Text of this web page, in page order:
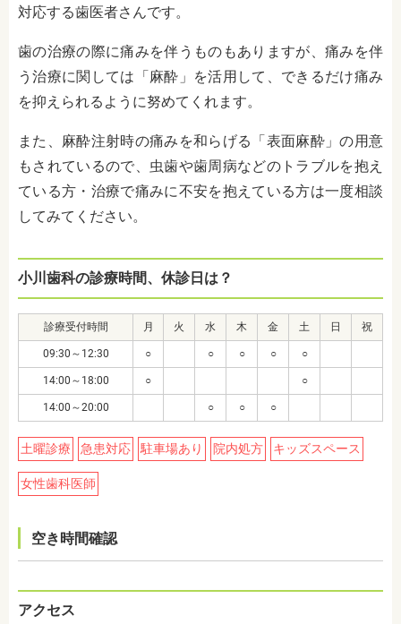
対応する歯医者さんです。
歯の治療の際に痛みを伴うものもありますが、痛みを伴
う治療に関しては「麻酔」を活用して、できるだけ痛み
を抑えられるように努めてくれます。
また、麻酔注射時の痛みを和らげる「表面麻酔」の用意
もされているので、虫歯や歯周病などのトラブルを抱え
ている方・治療で痛みに不安を抱えている方は一度相談
してみてください。
小川歯科の診療時間、休診日は？
診療受付時間 月 火 水 木 金 土 日 祝
09:30～12:30 ○ ○ ○ ○ ○
14:00～18:00 ○ ○
14:00～20:00 ○ ○ ○
土曜診療 急患対応 駐車場あり 院内処方 キッズスペース
女性歯科医師
空き時間確認
アクセス